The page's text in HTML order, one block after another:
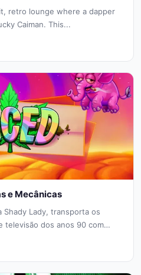
retro lounge where a dapper
Caiman. This...
e Mecânicas
Shady Lady, transporta os
televisão dos anos 90 com